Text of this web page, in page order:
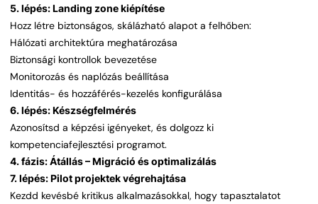
5. lépés: Landing zone kiépítése
Hozz létre biztonságos, skálázható alapot a felhőben:
Hálózati architektúra meghatározása
Biztonsági kontrollok bevezetése
Monitorozás és naplózás beállítása
Identitás- és hozzáférés-kezelés konfigurálása
6. lépés: Készségfelmérés
Azonosítsd a képzési igényeket, és dolgozz ki
kompetenciafejlesztési programot.
4. fázis: Átállás – Migráció és optimalizálás
7. lépés: Pilot projektek végrehajtása
Kezdd kevésbé kritikus alkalmazásokkal, hogy tapasztalatot